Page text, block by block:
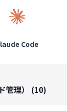
Code
理） (10)